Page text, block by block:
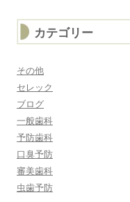
カテゴリー
その他
セレック
ブログ
一般歯科
予防歯科
口臭予防
審美歯科
虫歯予防